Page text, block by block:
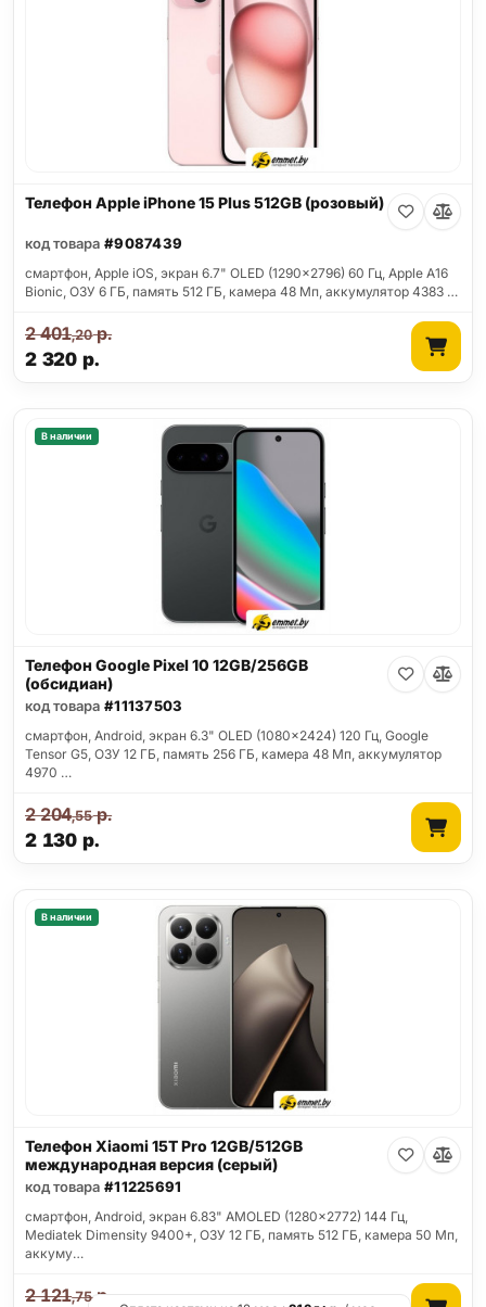
Телефон Apple iPhone 15 Plus 512GB (розовый)
код товара #9087439
смартфон, Apple iOS, экран 6.7" OLED (1290x2796) 60 Гц, Apple A16
Bionic, ОЗУ 6 ГБ, память 512 ГБ, камера 48 Мп, аккумулятор 4383 …
2 320 р.
2 401,20р.
В наличии
Телефон Google Pixel 10 12GB/256GB
(обсидиан)
код товара #11137503
смартфон, Android, экран 6.3" OLED (1080x2424) 120 Гц, Google
Tensor G5, ОЗУ 12 ГБ, память 256 ГБ, камера 48 Мп, аккумулятор
4970 …
2 130 р.
2 204,55р.
В наличии
Телефон Xiaomi 15T Pro 12GB/512GB
международная версия (серый)
код товара #11225691
смартфон, Android, экран 6.83" AMOLED (1280x2772) 144 Гц,
Mediatek Dimensity 9400+, ОЗУ 12 ГБ, память 512 ГБ, камера 50 Мп,
аккуму…
2 121,75р.